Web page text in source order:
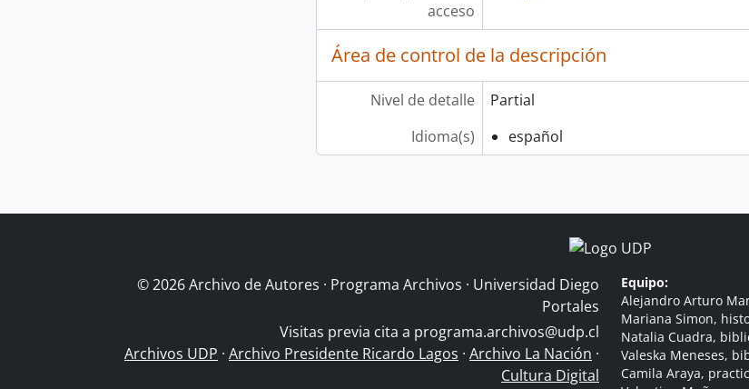
acceso
Área de control de la descripción
Nivel de detalle
Partial
Idioma(s)
español
© 2026 Archivo de Autores · Programa Archivos · Universidad Diego
Portales
Visitas previa cita a programa.archivos@udp.cl
Archivos UDP · Archivo Presidente Ricardo Lagos · Archivo La Nación ·
Cultura Digital
Equipo:
Alejandro Arturo
Mariana Simon,
Natalia Cuadra,
Valeska Meneses,
Camila Araya,